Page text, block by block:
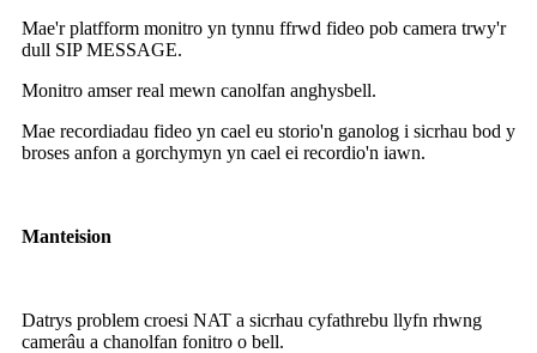
Mae'r platfform monitro yn tynnu ffrwd fideo pob camera trwy'r
dull SIP MESSAGE.
Monitro amser real mewn canolfan anghysbell.
Mae recordiadau fideo yn cael eu storio'n ganolog i sicrhau bod y
broses anfon a gorchymyn yn cael ei recordio'n iawn.
Manteision
Datrys problem croesi NAT a sicrhau cyfathrebu llyfn rhwng
camerâu a chanolfan fonitro o bell.